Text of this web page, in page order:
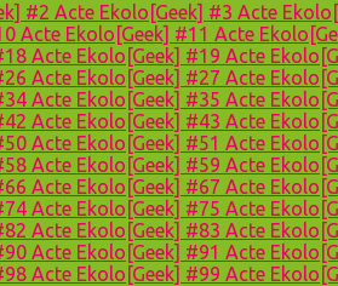
#2 Acte Ekolo[Geek] #3 Acte
Acte Ekolo[Geek] #11 Acte
Acte Ekolo[Geek] #19 Acte
Acte Ekolo[Geek] #27 Acte
Acte Ekolo[Geek] #35 Acte
Acte Ekolo[Geek] #43 Acte
Acte Ekolo[Geek] #51 Acte
Acte Ekolo[Geek] #59 Acte
Acte Ekolo[Geek] #67 Acte
Acte Ekolo[Geek] #75 Acte
Acte Ekolo[Geek] #83 Acte
Acte Ekolo[Geek] #91 Acte
Acte Ekolo[Geek] #99 Acte